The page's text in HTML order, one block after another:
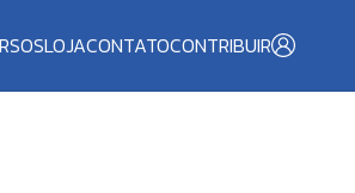
LOJACONTATOCONTRIBUIR